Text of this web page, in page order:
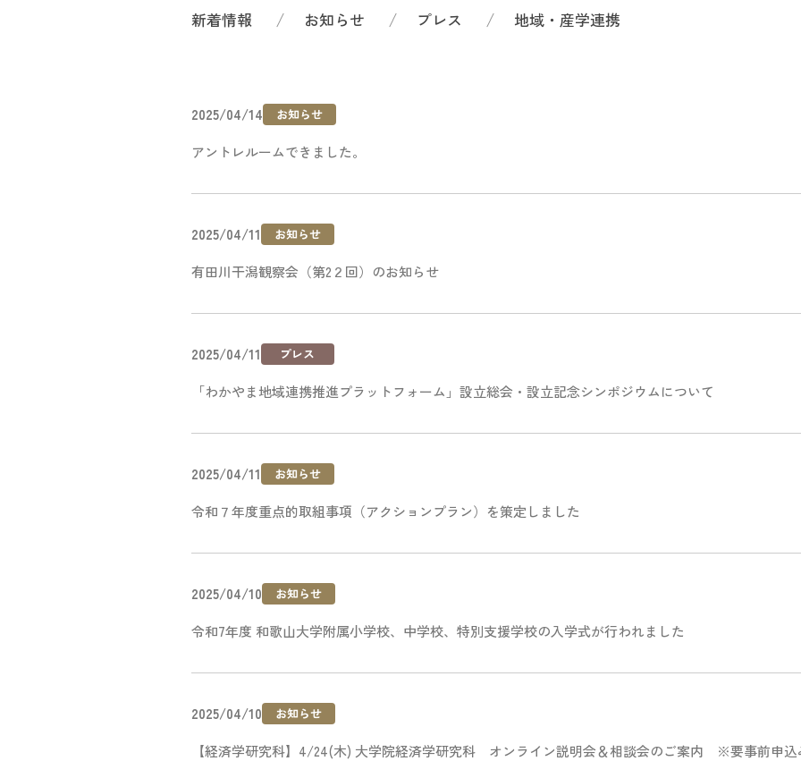
新着情報 お知らせ プレス 地域・産学連携
2025/04/14 お知らせ
アントレルームできました。
2025/04/11 お知らせ
有田川干潟観察会（第2２回）のお知らせ
2025/04/11 プレス
「わかやま地域連携推進プラットフォーム」設立総会・設立記念シンポジウムについて
2025/04/11 お知らせ
令和７年度重点的取組事項（アクションプラン）を策定しました
2025/04/10 お知らせ
令和7年度 和歌山大学附属小学校、中学校、特別支援学校の入学式が行われました
2025/04/10 お知らせ
【経済学研究科】4/24(木) 大学院経済学研究科 オンライン説明会＆相談会のご案内 ※要事前申込